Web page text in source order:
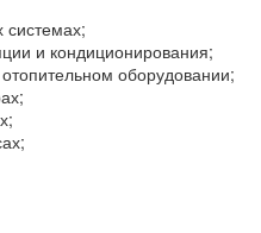
системах;
и кондиционирования;
оборудовании;